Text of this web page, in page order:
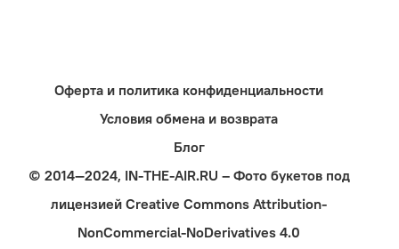
Оферта и политика конфиденциальности
Условия обмена и возврата
Блог
© 2014—2024, IN-THE-AIR.RU – Фото букетов под
лицензией Creative Commons Attribution-
NonCommercial-NoDerivatives 4.0